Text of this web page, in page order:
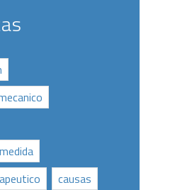
causas